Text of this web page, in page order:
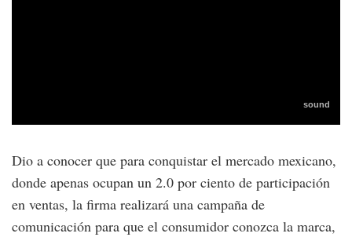
Dio a conocer que para conquistar el mercado mexicano,
donde apenas ocupan un 2.0 por ciento de participación
en ventas, la firma realizará una campaña de
comunicación para que el consumidor conozca la marca,